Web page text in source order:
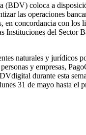
(BDV) coloca a
las operaciones
en concordancia con los
Instituciones del Sector
naturales y jurídicos
y empresas,
durante esta
31 de mayo hasta el